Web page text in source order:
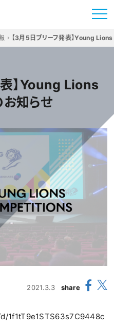
【3月5日ブリーフ発表】Young
表】Young Lions
知らせ
2021.3.3 share
1f1tT9e1STS63s7C9448c